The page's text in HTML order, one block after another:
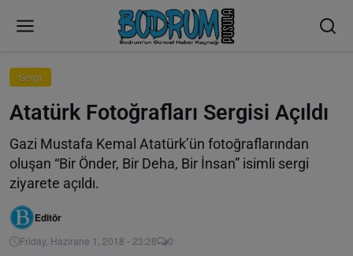
Sergi
Atatürk Fotoğrafları Sergisi Açıldı
Gazi Mustafa Kemal Atatürk’ün fotoğraflarından
oluşan “Bir Önder, Bir Deha, Bir İnsan” isimli sergi
ziyarete açıldı.
Editör
Friday, Hazirane 1, 2018 - 23:28 0